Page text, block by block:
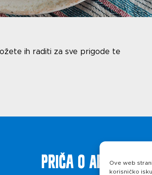
Ove web
korisničko
ih raditi za sve prigode te
Priča o ABC siru